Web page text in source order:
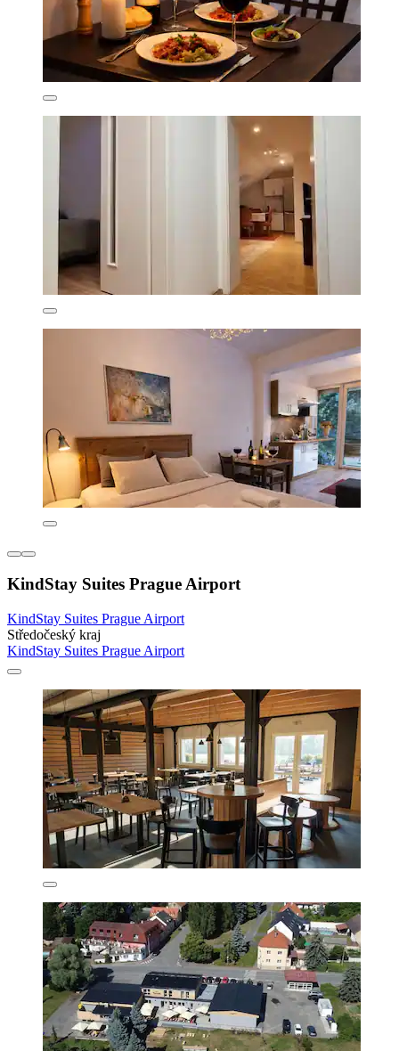
KindStay Suites Prague Airport
KindStay Suites Prague Airport
Středočeský kraj
KindStay Suites Prague Airport